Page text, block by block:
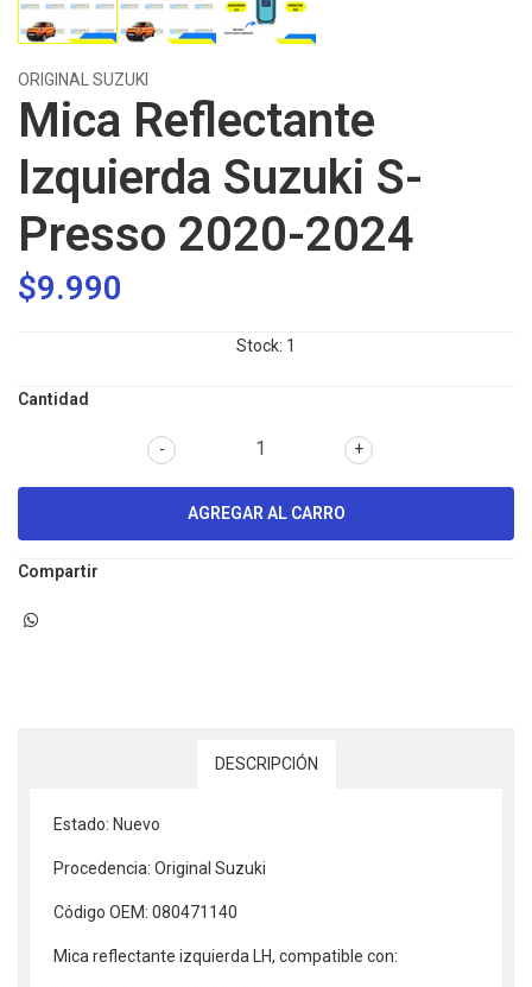
ORIGINAL SUZUKI
Mica Reflectante
Izquierda Suzuki S-
Presso 2020-2024
$9.990
Stock: 1
Cantidad
+
-
Compartir
DESCRIPCIÓN
Estado: Nuevo
Procedencia: Original Suzuki
Código OEM: 080471140
Mica reflectante izquierda LH, compatible con: